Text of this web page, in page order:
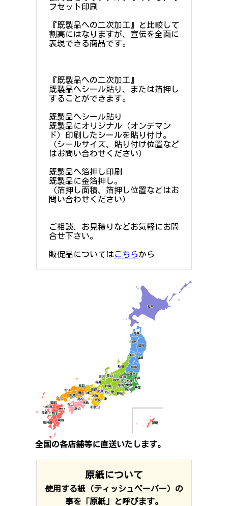
フセット印刷
『既製品への二次加工』と比較して
割高にはなりますが、宣伝を全面に
表現できる商品です。
『既製品への二次加工』
既製品へシール貼り、または箔押し
することができます。
既製品へシール貼り
既製品にオリジナル（オンデマン
ド）印刷したシールを貼り付け。
（シールサイズ、貼り付け位置など
はお問い合わせください）
既製品へ箔押し印刷
既製品に金箔押し。
（箔押し面積、箔押し位置などはお
問い合わせください）
ご相談、お見積りなどお気軽にお問
合せ下さい。
販促品についてはこちらから
全国の各店舗等に直送いたします。
原紙について
使用する紙（ティッシュペーパー）の
事を「原紙」と呼びます。